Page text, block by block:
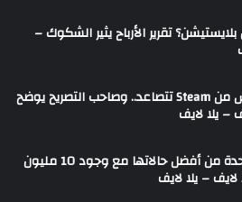
تقرير الأرباح يثير الشكوك –
شائعة انسحاب اكسبوكس من Steam تتصاعد.. وصاحب التصريح يوضح
– يلا لايف
لعبة FC 26 تشهد حالياً واحدة من أفضل حالاتها مع وجود 10 مليون
– يلا لايف